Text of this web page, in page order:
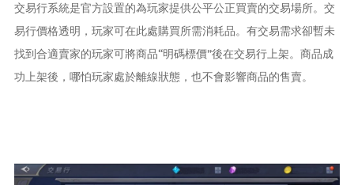
交易行系統是官方設置的為玩家提供公平公正買賣的交易場所。交
易行價格透明，玩家可在此處購買所需消耗品。有交易需求卻暫未
找到合適賣家的玩家可將商品“明碼標價”後在交易行上架。商品成
功上架後，哪怕玩家處於離線狀態，也不會影響商品的售賣。